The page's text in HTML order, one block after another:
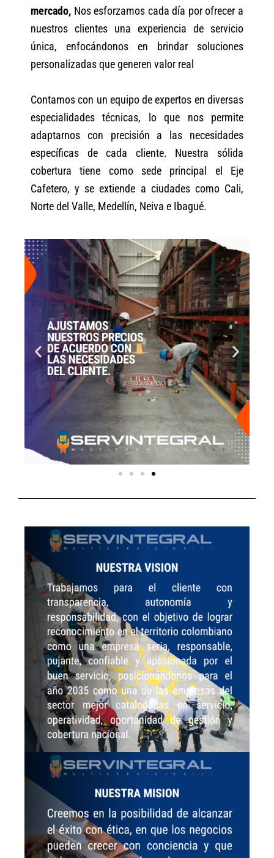
mercado, Nos esforzamos cada día por ofrecer a
nuestros clientes una experiencia de servicio
única, enfocándonos en brindar soluciones
personalizadas que generen valor real
Contamos con un equipo de expertos en diversas
especialidades técnicas, lo que nos permite
adaptarnos con precisión a las necesidades
específicas de cada cliente. Nuestra sólida
cobertura tiene como sede principal el Eje
Cafetero, y se extiende a ciudades como Cali,
Norte del Valle, Medellín, Neiva e Ibagué.